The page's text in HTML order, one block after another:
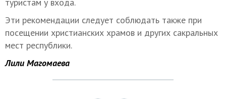
Эти рекомендации следует соблюдать также при
посещении христианских храмов и других сакральных
мест республики.
Лили Магомаева